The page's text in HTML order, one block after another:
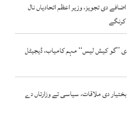
وچ 10 توں 15 فیصد اضافے دی تجویز، وزیر اعظم اتحادیاں نال
’’گو کیش لیس‘‘ مہم کامیاب، ڈیجیٹل
بختیار دی ملاقات، سیاسی تے وزارتاں دے